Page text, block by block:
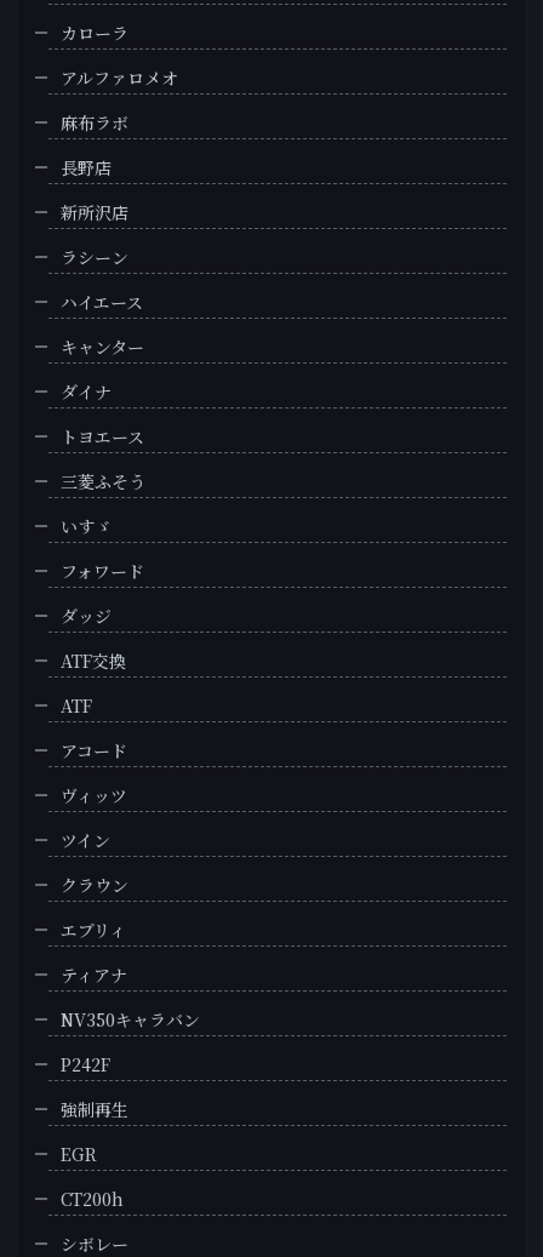
カローラ
アルファロメオ
麻布ラボ
長野店
新所沢店
ラシーン
ハイエース
キャンター
ダイナ
トヨエース
三菱ふそう
いすゞ
フォワード
ダッジ
ATF交換
ATF
アコード
ヴィッツ
ツイン
クラウン
エブリィ
ティアナ
NV350キャラバン
P242F
強制再生
EGR
CT200h
シボレー